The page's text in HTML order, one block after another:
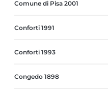
Comune di Pisa 2001
Conforti 1991
Conforti 1993
Congedo 1898